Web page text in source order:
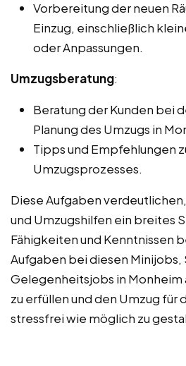
Vorbereitung der neuen
Einzug, einschließlich
oder Anpassungen.
Umzugsberatung:
Beratung der Kunden bei
Planung des Umzugs in
Tipps und Empfehlungen
Umzugsprozesses.
Diese Aufgaben
und Umzugshilfen ein breites
Fähigkeiten und Kenntnissen
Aufgaben bei diesen
Gelegenheitsjobs in Monheim
zu erfüllen und den Umzug für
stressfrei wie möglich zu